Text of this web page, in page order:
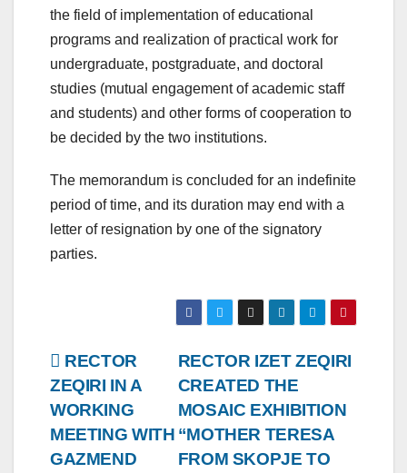
the field of implementation of educational
programs and realization of practical work for
undergraduate, postgraduate, and doctoral
studies (mutual engagement of academic staff
and students) and other forms of cooperation to
be decided by the two institutions.
The memorandum is concluded for an indefinite
period of time, and its duration may end with a
letter of resignation by one of the signatory
parties.
Post
navigation
RECTOR IZET ZEQIRI
CREATED THE
MOSAIC EXHIBITION
“MOTHER TERESA
FROM SKOPJE TO
RECTOR
ZEQIRI IN A
WORKING
MEETING WITH
GAZMEND